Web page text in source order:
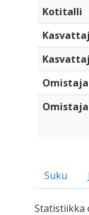
Kotitalli
Suku
Statistiikka